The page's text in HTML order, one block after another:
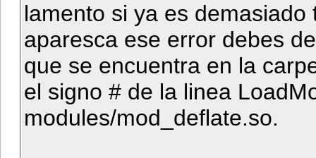
lamento si ya es
aparesca ese error debes
que se encuentra en la
el signo # de la linea
modules/mod_deflate.so.